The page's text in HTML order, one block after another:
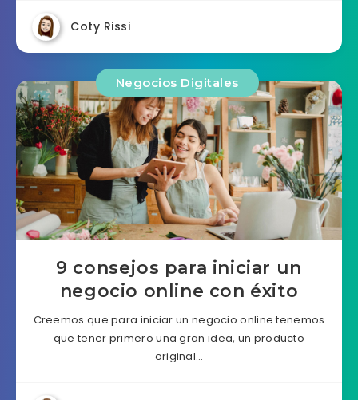
Coty Rissi
Negocios Digitales
9 consejos para iniciar un
negocio online con éxito
Creemos que para iniciar un negocio online tenemos
que tener primero una gran idea, un producto
original…